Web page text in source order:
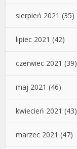
sierpień 2021 (35)
lipiec 2021 (42)
czerwiec 2021 (39)
maj 2021 (46)
kwiecień 2021 (43)
marzec 2021 (47)